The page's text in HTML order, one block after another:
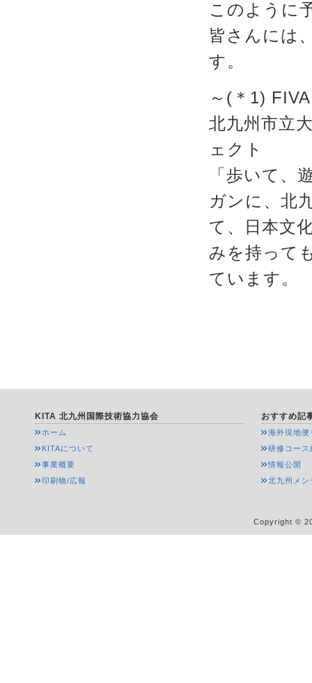
このように
皆さんには
す。
～(＊1)
北九州市立
ェクト
「歩いて、
ガンに、北
て、日本文
みを持って
ています。
KITA 北九州国際技術協力協会
ホーム
KITAについて
事業概要
印刷物/広報
おすすめ記
海外現地便
研修コース
情報公開
北九州メン
Copyright ©